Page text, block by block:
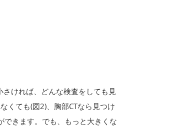
ければ、どんな検査をしても見
くても(図2)、胸部CTなら見つけ
できます。でも、もっと大きくな